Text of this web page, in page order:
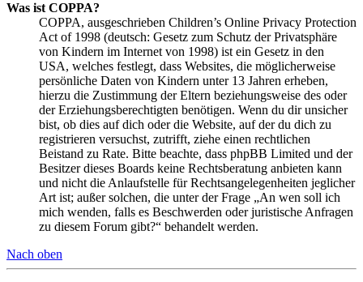
Was ist COPPA?
COPPA, ausgeschrieben Children’s Online Privacy Protection
Act of 1998 (deutsch: Gesetz zum Schutz der Privatsphäre
von Kindern im Internet von 1998) ist ein Gesetz in den
USA, welches festlegt, dass Websites, die möglicherweise
persönliche Daten von Kindern unter 13 Jahren erheben,
hierzu die Zustimmung der Eltern beziehungsweise des oder
der Erziehungsberechtigten benötigen. Wenn du dir unsicher
bist, ob dies auf dich oder die Website, auf der du dich zu
registrieren versuchst, zutrifft, ziehe einen rechtlichen
Beistand zu Rate. Bitte beachte, dass phpBB Limited und der
Besitzer dieses Boards keine Rechtsberatung anbieten kann
und nicht die Anlaufstelle für Rechtsangelegenheiten jeglicher
Art ist; außer solchen, die unter der Frage „An wen soll ich
mich wenden, falls es Beschwerden oder juristische Anfragen
zu diesem Forum gibt?“ behandelt werden.
Nach oben